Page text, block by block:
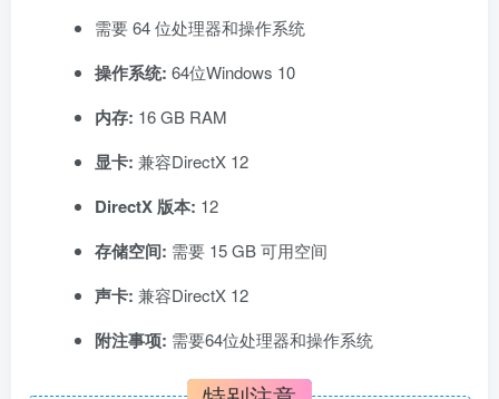
需要 64 位处理器和操作系统
操作系统: 64位Windows 10
内存: 16 GB RAM
显卡: 兼容DirectX 12
DirectX 版本: 12
存储空间: 需要 15 GB 可用空间
声卡: 兼容DirectX 12
附注事项: 需要64位处理器和操作系统